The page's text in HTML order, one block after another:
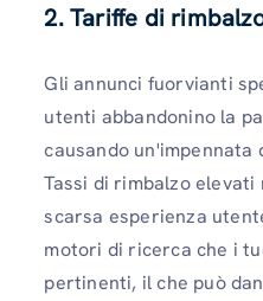
2.Tariffe di
Gli annunci fuorvianti
utenti abbandonino la
causando un'impennata
Tassi di rimbalzo elevati
scarsa esperienza
motori di ricerca che i
pertinenti, il che può